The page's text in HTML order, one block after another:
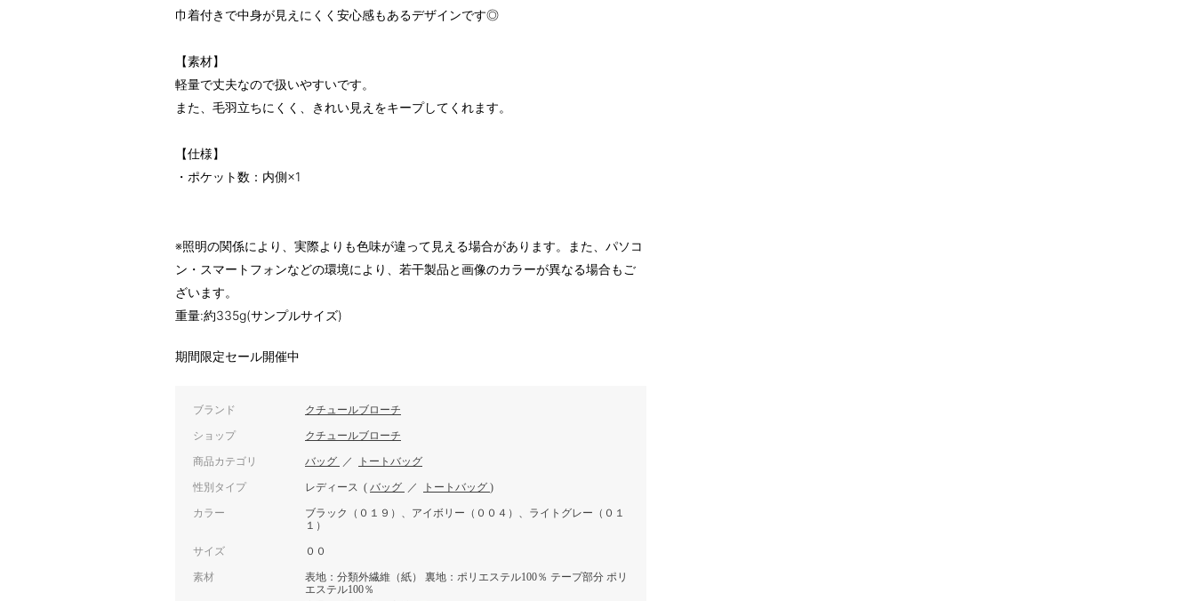
巾着付きで中身が見えにくく安心感もあるデザインです◎
【素材】
軽量で丈夫なので扱いやすいです。
また、毛羽立ちにくく、きれい見えをキープしてくれます。
【仕様】
・ポケット数：内側×1
※照明の関係により、実際よりも色味が違って見える場合があります。また、パソコ
ン・スマートフォンなどの環境により、若干製品と画像のカラーが異なる場合もご
ざいます。
重量:約335g(サンプルサイズ)
期間限定セール開催中
ブランド クチュールブローチ
ショップ クチュールブローチ
商品カテゴリ バッグ ／ トートバッグ
性別タイプ レディース ( バッグ ／ トートバッグ )
カラー
ブラック（０１９）、アイボリー（００４）、ライトグレー（０１
１）
サイズ ００
素材
表地：分類外繊維（紙） 裏地：ポリエステル100％ テープ部分 ポリ
エステル100％